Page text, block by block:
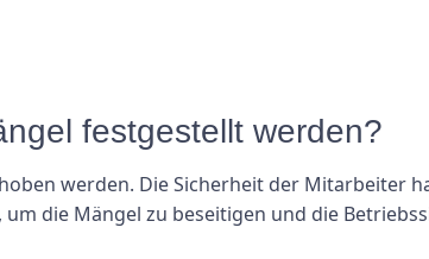
festgestellt werden?
werden. Die Sicherheit der Mitarbeiter
die Mängel zu beseitigen und die